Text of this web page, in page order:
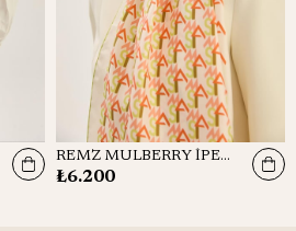
REMZ MULBERRY İPEK ŞAL 70*190 CM - FISTIK YEŞİLİ
₺6.200